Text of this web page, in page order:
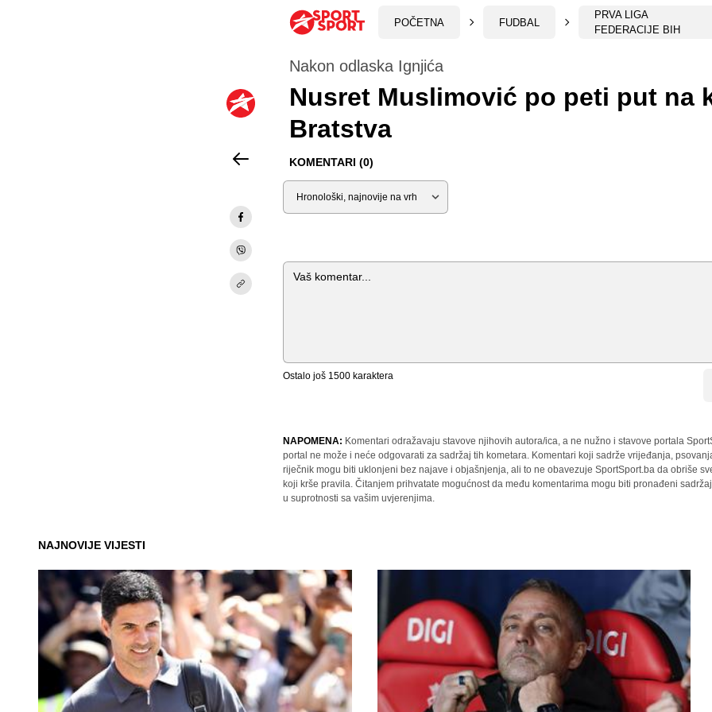
POČETNA FUDBAL
PRVA LIGA
FEDERACIJE BIH
Nakon odlaska Ignjića
Nusret Muslimović po peti put na
Bratstva
KOMENTARI (0)
Sortiraj
Komentar
Ostalo još 1500 karaktera
NAPOMENA: Komentari odražavaju stavove njihovih autora/ica, a ne nužno i stavove portala
portal ne može i neće odgovarati za sadržaj tih kometara. Komentari koji sadrže vrijeđanja,
riječnik mogu biti uklonjeni bez najave i objašnjenja, ali to ne obavezuje SportSport.ba da obriše
koji krše pravila. Čitanjem prihvatate mogućnost da među komentarima mogu biti pronađeni
u suprotnosti sa vašim uvjerenjima.
NAJNOVIJE VIJESTI